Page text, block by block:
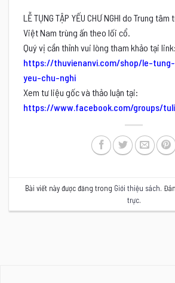
LỄ TỤNG TẬP YẾU CHƯ NGHI do Trung
Việt Nam trùng ấn theo lối cổ.
Quý vị cần thỉnh vui lòng tham khảo tại link:
https://thuvienanvi.com/shop/le-
yeu-chu-nghi
Xem tư liệu gốc và thảo luận tại:
https://www.facebook.com/groups/
Bài viết này được đăng trong Giới thiệu sách.
trực.